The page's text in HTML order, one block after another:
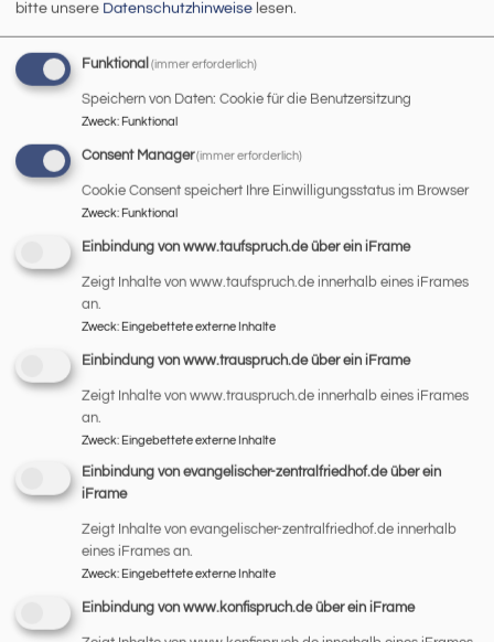
Fr, 14.8. 16 Uhr
Prädikant Zimmer
Pentling Haus Benedikt
Fr, 14.8. 17 Uhr
Gottesdienst mit Hl. Abendmahl in der Hegenauer-
Wohnanlage
Prädikant Zimmer
Regensburg Hegenauer-Wohnanlage
So, 16.8. 10 Uhr
Regensburg Johanneskirche, Augsburger Str. 36 a
bitte unsere Datenschutzhinweise lesen.
Funktional (immer erforderlich)
Speichern von Daten: Cookie für die Benutzersitzung
Zweck: Funktional
Consent Manager (immer erforderlich)
Cookie Consent speichert Ihre Einwilligungsstatus im Browser
Zweck: Funktional
Einbindung von www.taufspruch.de über ein iFrame
Zeigt Inhalte von www.taufspruch.de innerhalb eines iFrames
an.
Zweck: Eingebettete externe Inhalte
Einbindung von www.trauspruch.de über ein iFrame
Zeigt Inhalte von www.trauspruch.de innerhalb eines iFrames
an.
Zweck: Eingebettete externe Inhalte
Einbindung von evangelischer-zentralfriedhof.de über ein
iFrame
Zeigt Inhalte von evangelischer-zentralfriedhof.de innerhalb
eines iFrames an.
Zweck: Eingebettete externe Inhalte
Einbindung von www.konfispruch.de über ein iFrame